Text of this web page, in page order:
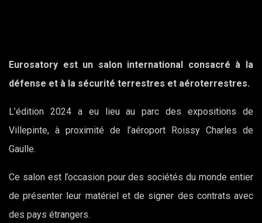
Eurosatory est un salon international consacré à la
défense et à la sécurité terrestres et aéroterrestres.
L’édition 2024 a eu lieu au parc des expositions de
Villepinte, à proximité de l’aéroport Roissy Charles de
Gaulle.
Ce salon est l’occasion pour des sociétés du monde entier
de présenter leur matériel et de signer des contrats avec
des pays étrangers.